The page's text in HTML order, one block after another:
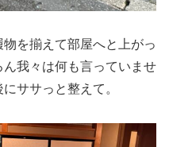
を揃えて部屋へと上がっ
我々は何も言っていませ
ササっと整えて。